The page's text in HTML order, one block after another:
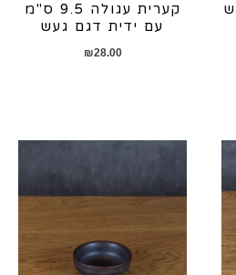
קערית עגולה 9.5 ס"מ
עם ידית דגם געש
₪28.00